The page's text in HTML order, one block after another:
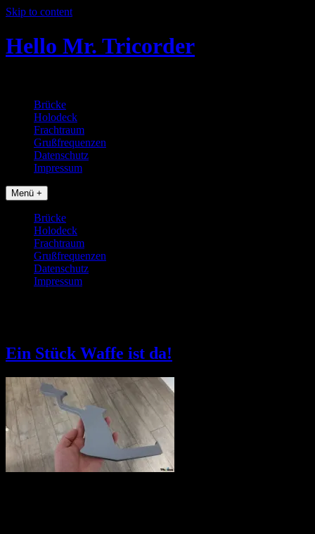
Skip to content
Hello Mr. Tricorder
Brücke
Holodeck
Frachtraum
Grußfrequenzen
Datenschutz
Impressum
Menü +
Brücke
Holodeck
Frachtraum
Grußfrequenzen
Datenschutz
Impressum
Ein Stück Waffe ist da!